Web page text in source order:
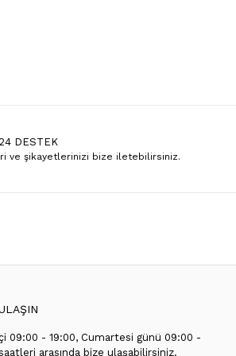
DESTEK
ve şikayetlerinizi bize iletebilirsiniz.
09:00 - 19:00, Cumartesi günü 09:00 -
arasında bize ulaşabilirsiniz.